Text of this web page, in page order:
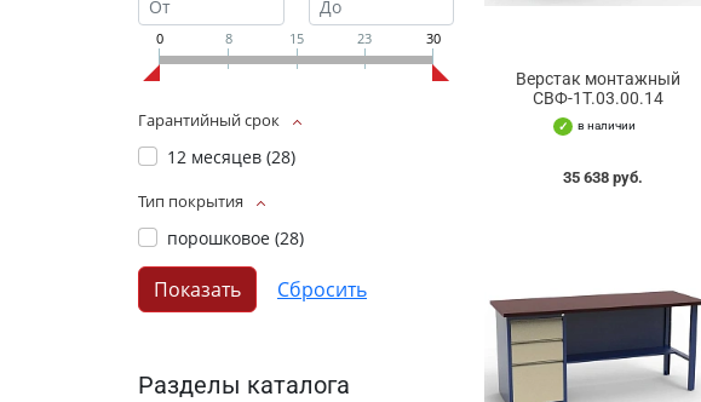
0 8 15 23 30
Гарантийный срок
12 месяцев (28)
Тип покрытия
порошковое (28)
Разделы каталога
Верстак монтажный
СВФ-1Т.03.00.14
в наличии
35 638 руб.